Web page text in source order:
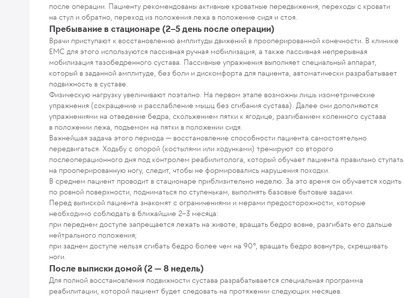
после операции. Пациенту рекомендованы активные кроватные передвижения, переходы с кровати
на стул и обратно, переход из положения лежа в положение сидя и стоя.
Пребывание в стационаре (2–5 день после операции)
Врачи приступают к восстановлению амплитуды движений в прооперированной конечности. В клинике
EMC для этого используются пассивная ручная мобилизация, а также пассивная непрерывная
мобилизация тазобедренного сустава. Пассивные упражнения выполняет специальный аппарат,
который в заданной амплитуде, без боли и дискомфорта для пациента, автоматически разрабатывает
подвижность в суставе.
Физическую нагрузку увеличивают поэтапно. На первом этапе возможны лишь изометрические
упражнения (сокращение и расслабление мышц без сгибания сустава). Далее они дополняются
упражнениями на отведение бедра, скольжением пятки к ягодице, разгибанием коленного сустава
в положении лежа, подъемом на пятки в положении сидя.
Важнейшая задача этого периода — восстановление способности пациента самостоятельно
передвигаться. Ходьбу с опорой (костылями или ходунками) тренируют со второго
послеоперационного дня под контролем реабилитолога, который обучает пациента правильно ступать
на прооперированную ногу, следит, чтобы не формировались нарушения походки.
В среднем пациент проводит в стационаре приблизительно неделю. За это время он обучается ходить
по ровной поверхности, подниматься по ступенькам, выполнять базовые бытовые задачи.
Перед выпиской пациента знакомят с ограничениями и мерами предосторожности, которые
необходимо соблюдать в ближайшие 2–3 месяца:
при переднем доступе запрещается лежать на животе, вращать бедро вовне, разгибать его дальше
нейтрального положения;
при заднем доступе нельзя сгибать бедро более чем на 90°, вращать бедро вовнутрь, скрещивать
ноги.
После выписки домой (2 — 8 недель)
Для полной восстановления подвижности сустава разрабатывается специальная программа
реабилитации, которой пациент будет следовать на протяжении следующих месяцев.